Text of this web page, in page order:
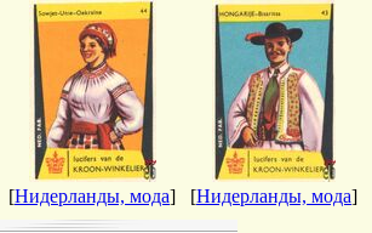
[Нидерланды, мода] [Нидерланды, мода]